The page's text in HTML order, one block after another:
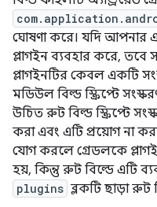
ঘোষণা করে। যদি আপনার
প্লাগইন ব্যবহার করে, তবে
প্লাগইনটির কেবল একটি
মডিউল বিল্ড স্ক্রিপ্টে
উচিত রুট বিল্ড স্ক্রিপ্টে
করা এবং এটি প্রয়োগ না
যোগ করলে গ্রেডলকে
হয়, কিন্তু রুট বিল্ডে এটি
plugins ব্লকটি ছাড়া রুট